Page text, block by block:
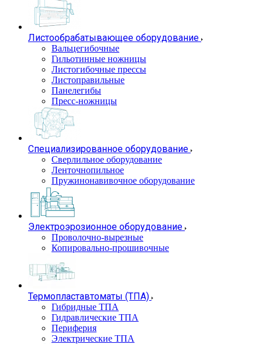
Листообрабатывающее оборудование
Вальцегибочные
Гильотинные ножницы
Листогибочные прессы
Листоправильные
Панелегибы
Пресс-ножницы
Специализированное оборудование
Сверлильное оборудование
Ленточнопильное
Пружинонавивочное оборудование
Электроэрозионное оборудование
Проволочно-вырезные
Копировально-прошивочные
Термопластавтоматы (ТПА)
Гибридные ТПА
Гидравлические ТПА
Периферия
Электрические ТПА